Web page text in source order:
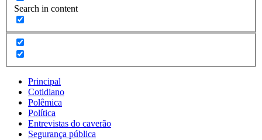
Search in content
Principal
Cotidiano
Polêmica
Política
Entrevistas do caverão
Segurança pública